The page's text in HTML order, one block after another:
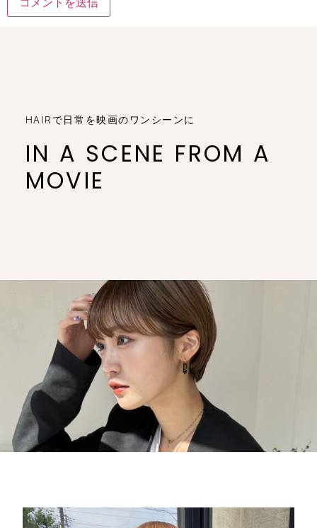
HAIRで日常を映画のワンシーンに
IN A SCENE FROM A
MOVIE